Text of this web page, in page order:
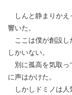
しんと静まりかえ
響いた。
ここは僕が創設し
しかいない。
別に孤高を気取っ
に声はかけた。
しかしドミノは人